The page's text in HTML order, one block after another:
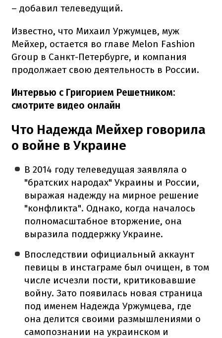
– добавил телеведущий.
Известно, что Михаил Уржумцев, муж
Мейхер, остается во главе Melon Fashion
Group в Санкт-Петербурге, и компания
продолжает свою деятельность в России.
Интервью с Григорием Решетником:
смотрите видео онлайн
Что Надежда Мейхер говорила
о войне в Украине
В 2014 году телеведущая заявляла о
"братских народах" Украины и России,
выражая надежду на мирное решение
"конфликта". Однако, когда началось
полномасштабное вторжение, она
выразила поддержку Украине.
Впоследствии официальный аккаунт
певицы в инстаграме был очищен, в том
числе исчезли пости, критиковавшие
войну. Зато появилась новая страница
под именем Надежда Уржумцева, где
она делится своими размышлениями о
самопознании на украинском и